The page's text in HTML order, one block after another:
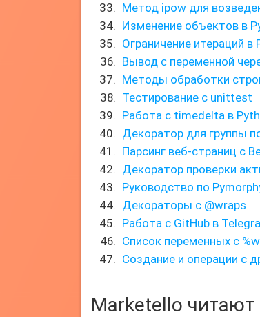
Метод ipow для
Изменение объектов в
Ограничение итераций в
Вывод с переменной
Методы обработки
Тестирование с unittest
Работа с timedelta в
Декоратор для группы
Парсинг веб-страниц с
Декоратор проверки
Руководство по
Декораторы с @wraps
Работа с GitHub в
Список переменных с
Создание и операции с
Marketello